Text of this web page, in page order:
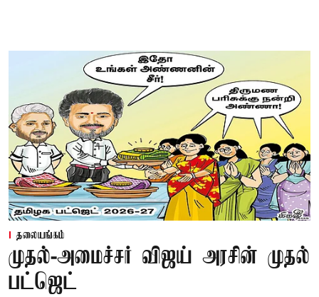
தலையங்கம்
முதல்-அமைச்சர் விஜய் அரசின் முதல்
பட்ஜெட்